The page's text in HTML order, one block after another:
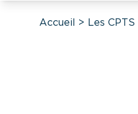
Covid DAC
Accueil > Les CPTS